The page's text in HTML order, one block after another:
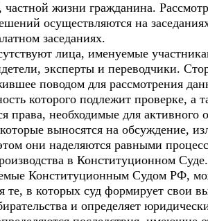
частной жизни гражданина.
осуществляются на
заседаниях.
лица, именуемые
эксперты и переводчики.
поводом для рассмотрения
которого подлежит проверке, а
права, необходимые для
выносятся на обсуждение,
они наделяются равными
в Конституционном Суде.
Конституционным Судом РФ,
те, в которых суд формирует свои
и определяет